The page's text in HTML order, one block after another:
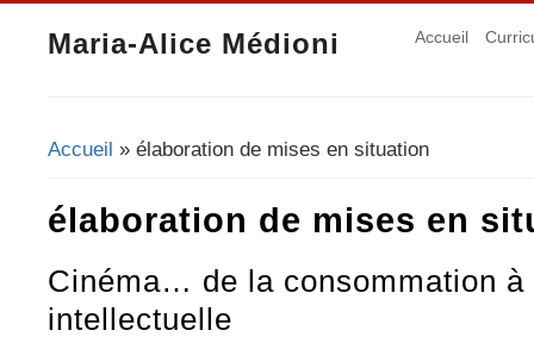
Maria-Alice Médioni Accueil
Vous êtes ici
Accueil » élaboration de mises en situation
élaboration de mises en
Cinéma… de la consommation
intellectuelle